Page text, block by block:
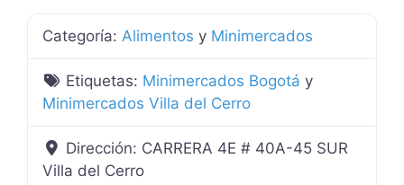
Categoría: Alimentos y Minimercados
Etiquetas: Minimercados Bogotá y
Minimercados Villa del Cerro
Dirección: CARRERA 4E # 40A-45 SUR
Villa del Cerro